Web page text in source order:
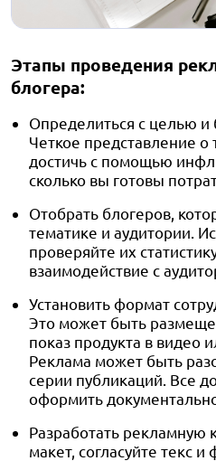
Этапы проведения
блогера:
Определиться с целью
Четкое представление о
достичь с помощью
сколько вы готовы
Отобрать блогеров,
тематике и аудитории.
проверяйте их
взаимодействие с
Установить формат
Это может быть
показ продукта в видео
Реклама может быть
серии публикаций. Все
оформить
Разработать рекламную
макет, согласуйте текс и